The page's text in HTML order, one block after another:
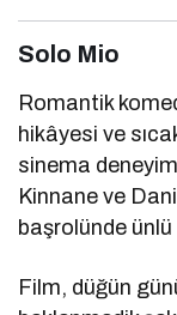
Solo Mio
Romantik
hikâyesi ve
sinema
Kinnane ve
başrolünde
Film, düğün